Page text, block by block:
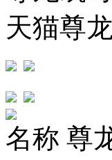
天猫尊
名称 尊